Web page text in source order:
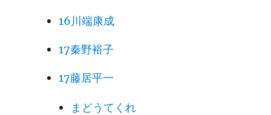
16川端康成
17秦野裕子
17藤居平一
まどうてくれ